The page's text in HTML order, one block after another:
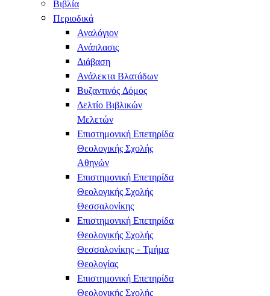
Βιβλία
Περιοδικά
Αναλόγιον
Ανάπλασις
Διάβαση
Ανάλεκτα Βλατάδων
Βυζαντινός Δόμος
Δελτίο Βιβλικών
Μελετών
Επιστημονική Επετηρίδα
Θεολογικής Σχολής
Αθηνών
Επιστημονική Επετηρίδα
Θεολογικής Σχολής
Θεσσαλονίκης
Επιστημονική Επετηρίδα
Θεολογικής Σχολής
Θεσσαλονίκης - Τμήμα
Θεολογίας
Επιστημονική Επετηρίδα
Θεολογικής Σχολής